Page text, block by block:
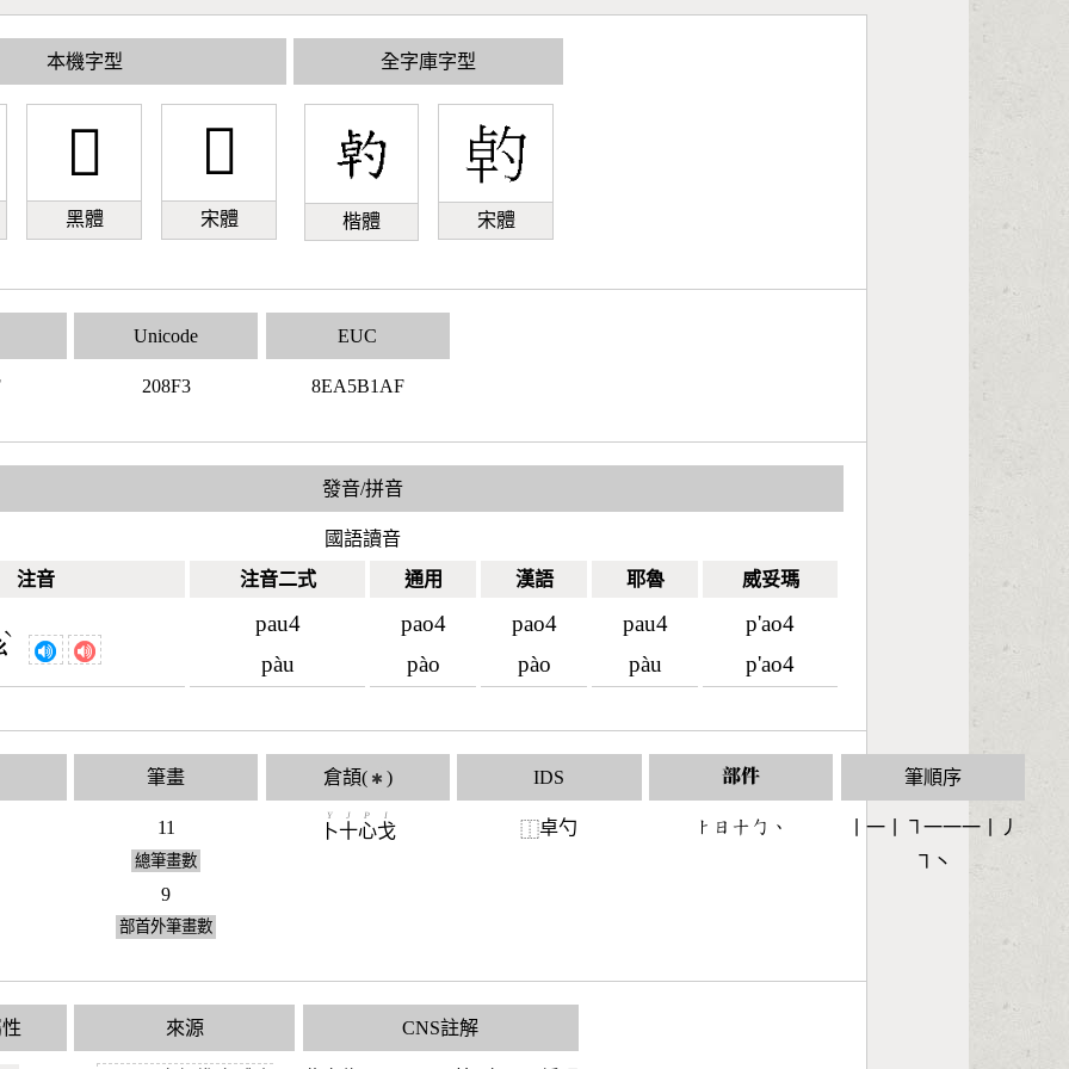
本機字型
𠣳
黑體
𠣳
宋體
全字庫字型
楷體 宋體
Unicode
208F3
EUC
8EA5B1AF
發音/拼音
國語讀音
注音
注音二式 通用 漢語 耶魯 威妥瑪
ˋ
pau4
pàu
pao4
pào
pao4
pào
pau4
pàu
p'ao4
p'ao4
筆畫
11
總筆畫數
9
部首外筆畫數
倉頡( ✱ )
卜
Y
十
J
心
P
戈
I
IDS
⿰卓勺
部件
󶀥󶃐󶀓󶀿󶀅
筆順序
丨一丨㇕一一一丨丿
㇕丶
來源 CNS註解